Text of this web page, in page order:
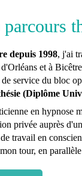
depuis 1998, j'ai
et à
service du bloc
(Diplôme
en hypnose
privée auprès
travail en
tour, en